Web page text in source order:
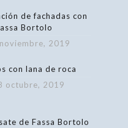
de fachadas con
Bortolo
2019
con lana de roca
octubre, 2019
de Fassa Bortolo